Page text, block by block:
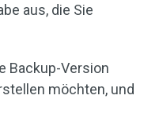
aus, die Sie
Backup-Version
möchten, und